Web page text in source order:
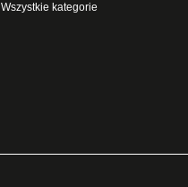
Wszystkie kategorie